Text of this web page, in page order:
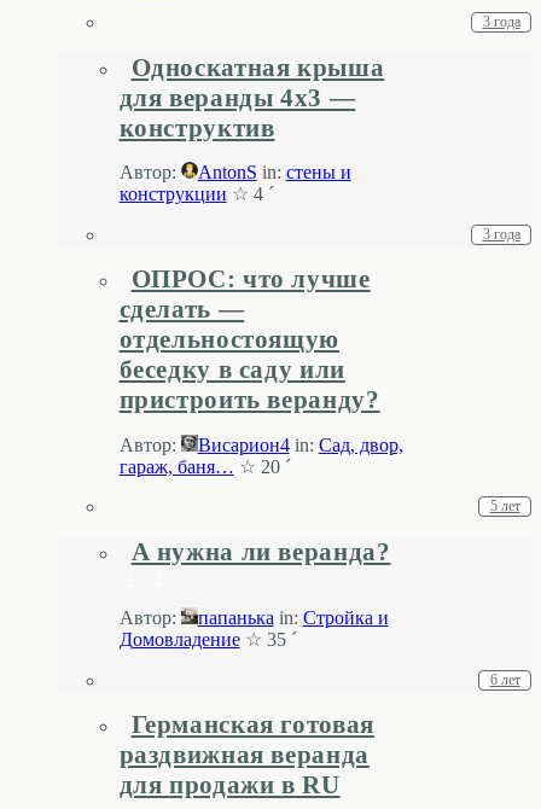
3 года
Односкатная крыша
для веранды 4х3 —
конструктив
Автор: AntonS in: стены и
конструкции ☆ 4 ´
3 года
ОПРОС: что лучше
сделать —
отдельностоящую
беседку в саду или
пристроить веранду?
Автор: Висариoн4 in: Cад, двор,
гараж, баня… ☆ 20 ´
5 лет
А нужна ли веранда?
Автор: папанькa in: Стройка и
Домовладение☆ 35 ´
6 лет
Германская готовая
раздвижная веранда
для продажи в RU